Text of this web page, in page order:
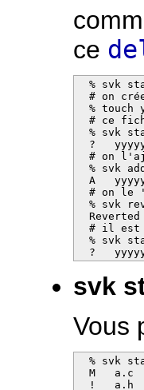
ce
% svk
# on
% touch
# ce
% svk
?
# on
% svk
A
# on le
% svk
Reverted
# il est
% svk
?
svk
Vous
% svk
  M   a.c
  !   a.h